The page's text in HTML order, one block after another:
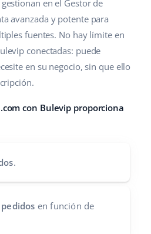
en el Gestor de
avanzada y potente para
fuentes. No hay límite en
conectadas: puede
en su negocio, sin que ello
con Bulevip proporciona
.
en función de